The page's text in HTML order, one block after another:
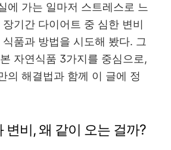
에 가는 일마저 스트레스로 느
기간 다이어트 중 심한 변비
품과 방법을 시도해 봤다. 그
자연식품 3가지를 중심으로,
의 해결법과 함께 이 글에 정
변비, 왜 같이 오는 걸까?